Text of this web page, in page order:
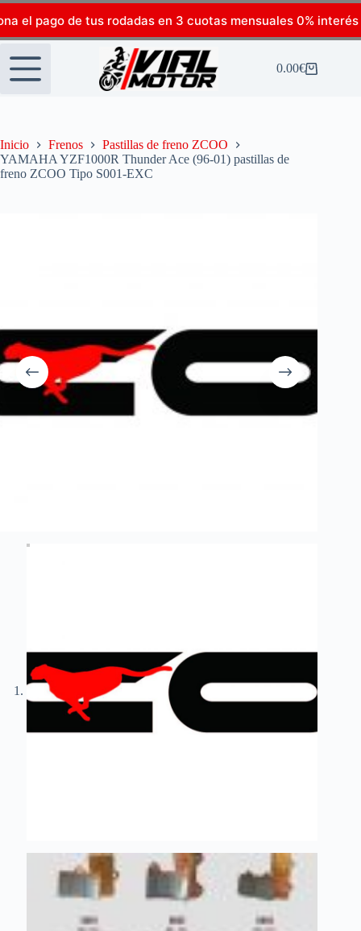
el pago de tus rodadas en 3 cuotas mensuales 0% interés
0.00€
Inicio Frenos
Pastillas de freno ZCOO
YAMAHA YZF1000R Thunder Ace (96-01) pastillas de
freno ZCOO Tipo S001-EXC